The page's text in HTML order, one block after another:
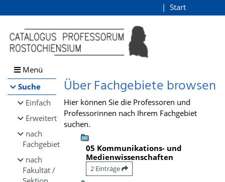
Browsen
direkt zum Inhalt
Start
Menü
Suche
Einfach
Erweitert
nach
Fachgebiet
nach
Fakultät /
Über Fachgebiete browsen
Hier können Sie die Professoren und
Professorinnen nach Ihrem Fachgebiet
suchen.
05 Kommunikations- und
Medienwissenschaften
2 Einträge